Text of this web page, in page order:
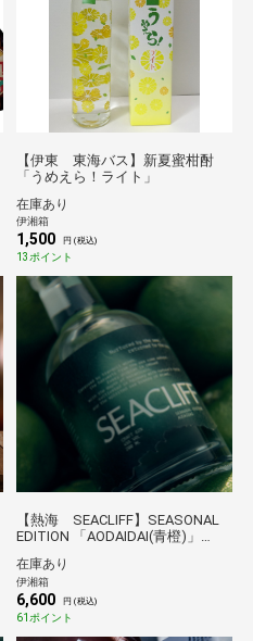
【伊東 東海バス】新夏蜜柑酎
「うめえら！ライト」
在庫あり
伊湘箱
1,500 円 (税込)
13ポイント
【熱海 SEACLIFF】SEASONAL
EDITION 「AODAIDAI(青橙)」
在庫あり
伊湘箱
6,600 円 (税込)
61ポイント